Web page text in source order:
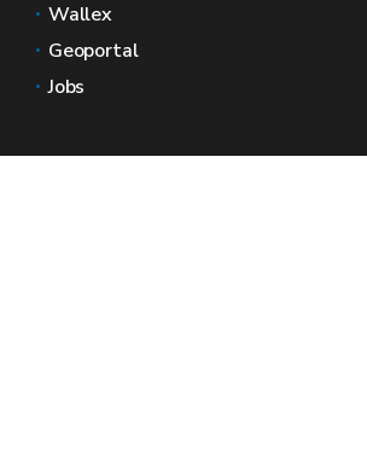
Wallex
Geoportal
Jobs